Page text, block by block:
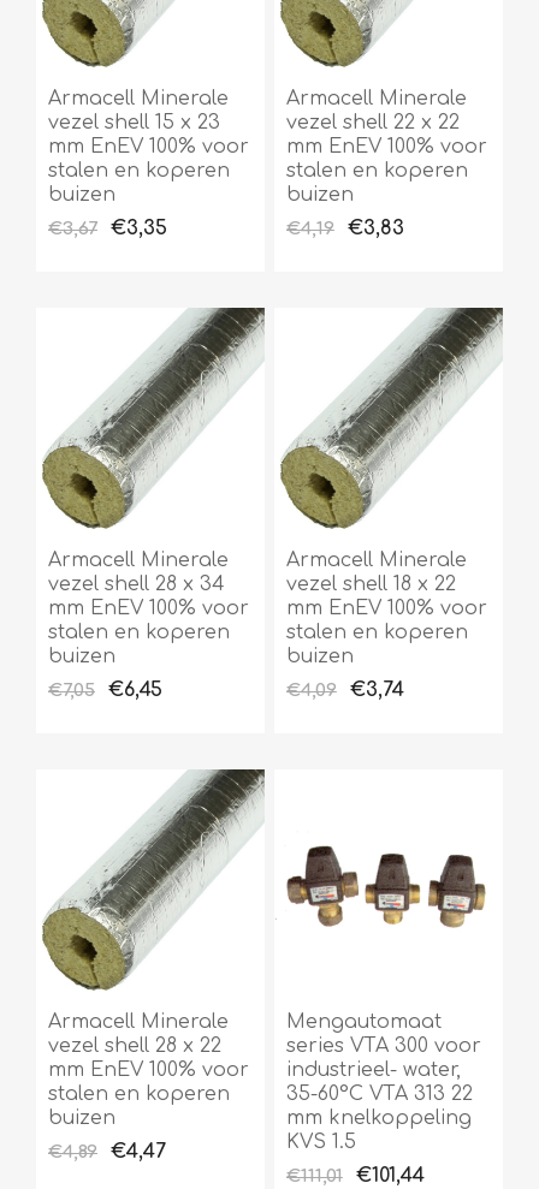
Armacell Minerale
vezel shell 15 x 23
mm EnEV 100% voor
stalen en koperen
buizen
€3,67 €3,35
Armacell Minerale
vezel shell 22 x 22
mm EnEV 100% voor
stalen en koperen
buizen
€4,19 €3,83
Armacell Minerale
vezel shell 28 x 34
mm EnEV 100% voor
stalen en koperen
buizen
€7,05 €6,45
Armacell Minerale
vezel shell 18 x 22
mm EnEV 100% voor
stalen en koperen
buizen
€4,09 €3,74
Armacell Minerale
vezel shell 28 x 22
mm EnEV 100% voor
stalen en koperen
buizen
€4,89 €4,47
Mengautomaat
series VTA 300 voor
industrieel- water,
35-60°C VTA 313 22
mm knelkoppeling
KVS 1.5
€111,01 €101,44